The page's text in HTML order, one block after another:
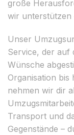
große
wir unterstützen
Unser
Service, der auf
Wünsche
Organisation
nehmen wir dir
Transport und
Gegenstände –